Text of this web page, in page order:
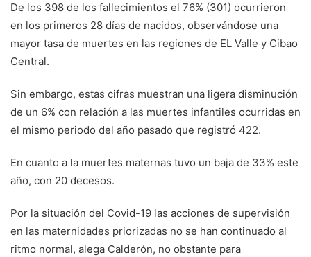
De los 398 de los fallecimientos el 76% (301) ocurrieron
en los primeros 28 días de nacidos, observándose una
mayor tasa de muertes en las regiones de EL Valle y Cibao
Central.
Sin embargo, estas cifras muestran una ligera disminución
de un 6% con relación a las muertes infantiles ocurridas en
el mismo periodo del año pasado que registró 422.
En cuanto a la muertes maternas tuvo un baja de 33% este
año, con 20 decesos.
Por la situación del Covid-19 las acciones de supervisión
en las maternidades priorizadas no se han continuado al
ritmo normal, alega Calderón, no obstante para